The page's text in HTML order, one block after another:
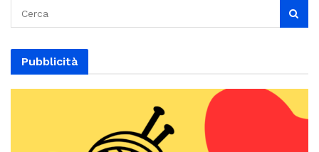
Pubblicità